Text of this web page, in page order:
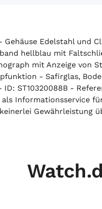
Gehäuse Edelstahl
hellblau mit
mit Anzeige
- Safirglas,
ST10320088B -
Informationsservice
Gewährleistung